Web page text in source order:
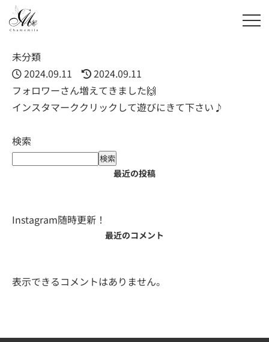
未分類
2024.09.11
2024.09.11
フォロワーさん増えてきました🙌
インスタマーククリックして遊びにきて下さい♪
検索
検索
最近の投稿
Instagram随時更新！
最近のコメント
表示できるコメントはありません。